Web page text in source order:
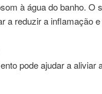
à água do banho. O
a reduzir a inflamação
pode ajudar a aliviar